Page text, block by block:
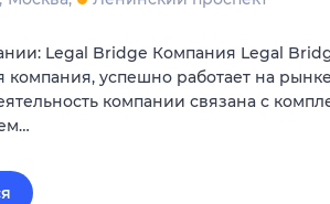
Legal Bridge Компания Legal
компания, успешно работает на
компании связана с